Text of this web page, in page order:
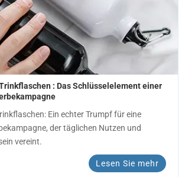
: Das Schlüsselelement einer
Ein echter Trumpf für eine
der täglichen Nutzen und
vereint.
Lesen Sie mehr